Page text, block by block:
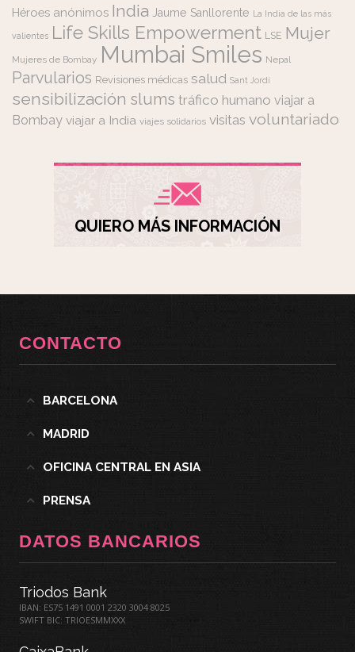
Héroes anónimos India Jaume Sanllorente La India de las más
valientes Life Skills Empowerment LSE Mujer
Mujeres de Bombay Mumbai Smiles Nepal
Parvularios Revisiones médicas salud Sant Jordi
sensibilización slums tráfico humano viajar a
Bombay viajar a India viajes solidarios visitas voluntariado
QUIERO MÁS INFORMACIÓN
CONTACTO
BARCELONA
MADRID
OFICINA CENTRAL EN ASIA
PRENSA
DATOS BANCARIOS
Triodos Bank
IBAN: ES75 1491 0001 2320 3004 8025
SWIFT BIC: TRIOESMMXXX